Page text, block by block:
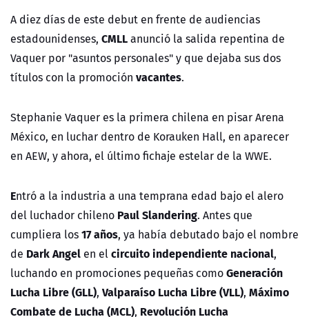
A diez días de este debut en frente de audiencias
estadounidenses, CMLLanunció la salida repentina de
Vaquer por "asuntos personales" y que dejaba sus dos
títulos con la promoción vacantes.
Stephanie Vaquer es la primera chilena en pisar Arena
México, en luchar dentro de Korauken Hall, en aparecer
en AEW, y ahora, el último fichaje estelar de la WWE.
Entró a la industria a una temprana edad bajo el alero
del luchador chileno Paul Slandering. Antes que
cumpliera los17 años, ya había debutado bajo el nombre
de Dark Angel en elcircuito independiente nacional,
luchando en promociones pequeñas comoGeneración
Lucha Libre (GLL), Valparaíso Lucha Libre (VLL), Máximo
Combate de Lucha (MCL), Revolución Lucha